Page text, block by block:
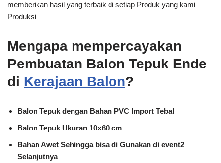
memberikan hasil yang terbaik di setiap Produk yang kami
Produksi.
Mengapa mempercayakan
Pembuatan Balon Tepuk Ende
di Kerajaan Balon?
Balon Tepuk dengan Bahan PVC Import Tebal
Balon Tepuk Ukuran 10×60 cm
Bahan Awet Sehingga bisa di Gunakan di event2
Selanjutnya